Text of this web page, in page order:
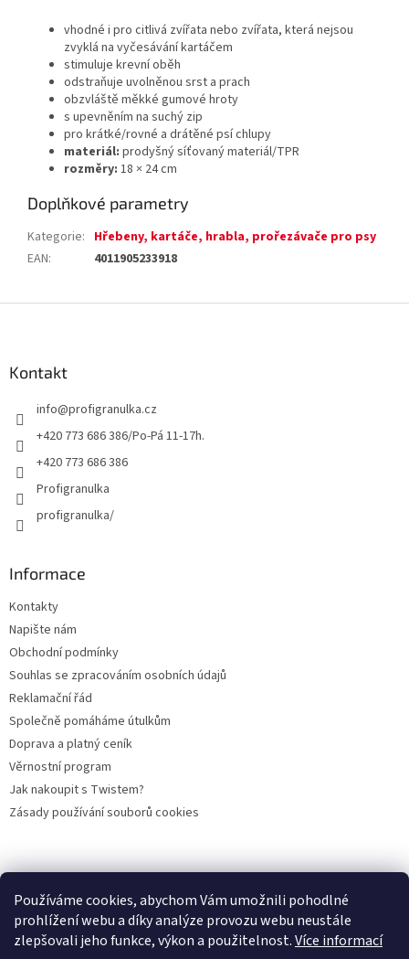
Používáme cookies, abychom Vám umožnili pohodlné
prohlížení webu a díky analýze provozu webu neustále
zlepšovali jeho funkce, výkon a použitelnost.Více informací
vhodné i pro citlivá zvířata nebo zvířata, která nejsou
zvyklá na vyčesávání kartáčem
stimuluje krevní oběh
odstraňuje uvolněnou srst a prach
obzvláště měkké gumové hroty
s upevněním na suchý zip
pro krátké/rovné a drátěné psí chlupy
materiál: prodyšný síťovaný materiál/TPR
rozměry: 18 × 24 cm
Doplňkové parametry
Kategorie: Hřebeny, kartáče, hrabla, prořezávače pro psy
EAN: 4011905233918
Kontakt
info@profigranulka.cz
+420 773 686 386/Po-Pá 11-17h.
+420 773 686 386
Profigranulka
profigranulka/
Informace
Kontakty
Napište nám
Obchodní podmínky
Souhlas se zpracováním osobních údajů
Reklamační řád
Společně pomáháme útulkům
Doprava a platný ceník
Věrnostní program
Jak nakoupit s Twistem?
Zásady používání souborů cookies